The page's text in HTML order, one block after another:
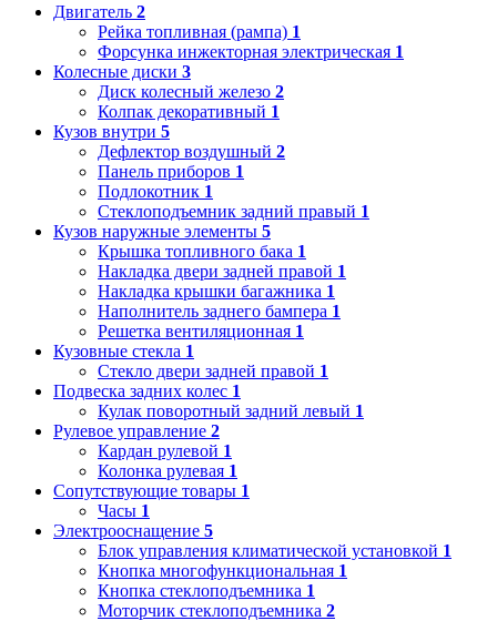
Двигатель 2
Рейка топливная (рампа) 1
Форсунка инжекторная электрическая 1
Колесные диски 3
Диск колесный железо 2
Колпак декоративный 1
Кузов внутри 5
Дефлектор воздушный 2
Панель приборов 1
Подлокотник 1
Стеклоподъемник задний правый 1
Кузов наружные элементы 5
Крышка топливного бака 1
Накладка двери задней правой 1
Накладка крышки багажника 1
Наполнитель заднего бампера 1
Решетка вентиляционная 1
Кузовные стекла 1
Стекло двери задней правой 1
Подвеска задних колес 1
Кулак поворотный задний левый 1
Рулевое управление 2
Кардан рулевой 1
Колонка рулевая 1
Сопутствующие товары 1
Часы 1
Электрооснащение 5
Блок управления климатической установкой 1
Кнопка многофункциональная 1
Кнопка стеклоподъемника 1
Моторчик стеклоподъемника 2